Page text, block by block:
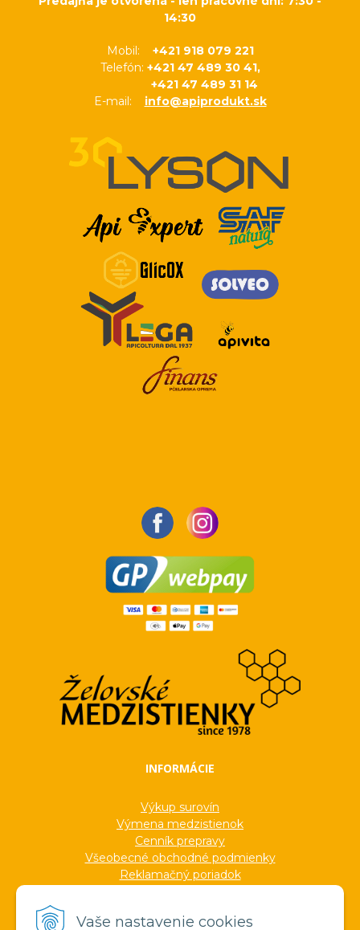
Vaše nastavenie cookies
14:30
Mobil: +421 918 079 221
Telefón: +421 47 489 30 41,
+421 47 489 31 14
E-mail: info@apiprodukt.sk
INFORMÁCIE
Výkup surovín
Výmena medzistienok
Cenník prepravy
Všeobecné obchodné podmienky
Reklamačný poriadok
Formuláre